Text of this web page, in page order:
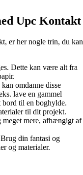
Upc Kontakt
er her nogle trin, du kan
Dette kan være alt fra
omdanne disse
lave en gammel
bord til en boghylde.
til dit projekt.
mere, afhængigt af
din fantasi og
og materialer.